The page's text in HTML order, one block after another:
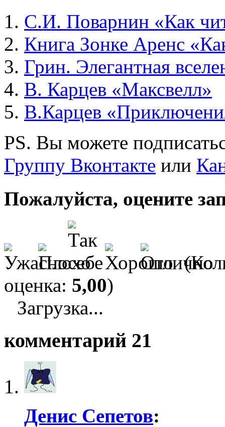
С.И. Поварнин «Как
Книга Зонке Аренс
Грин. Элегантная
В. Карцев «Максвелл»
В.Карцев
PS. Вы можете
Группу Вконтакте или
Пожалуйста, оцените
оценка: 5,00)
Загрузка...
комментарий 21
Денис Сепетов: